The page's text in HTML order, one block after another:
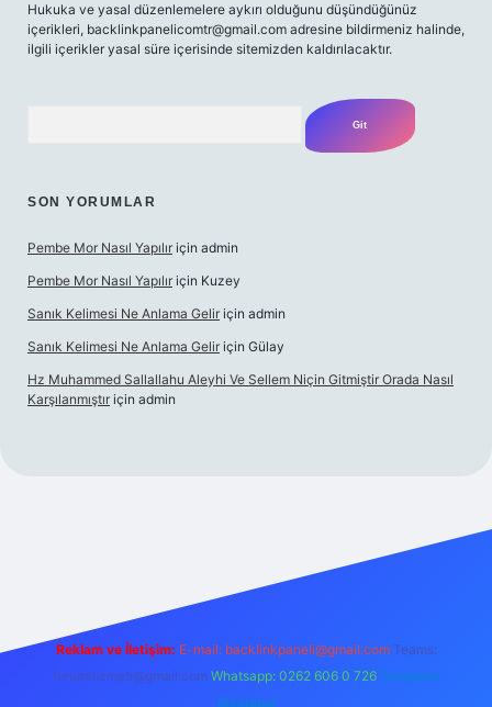
Hukuka ve yasal düzenlemelere aykırı olduğunu düşündüğünüz
içerikleri, backlinkpanelicomtr@gmail.com adresine bildirmeniz halinde,
ilgili içerikler yasal süre içerisinde sitemizden kaldırılacaktır.
SON YORUMLAR
Pembe Mor Nasıl Yapılır için admin
Pembe Mor Nasıl Yapılır için Kuzey
Sanık Kelimesi Ne Anlama Gelir için admin
Sanık Kelimesi Ne Anlama Gelir için Gülay
Hz Muhammed Sallallahu Aleyhi Ve Sellem Niçin Gitmiştir Orada Nasıl
Karşılanmıştır için admin
Reklam ve İletişim: E-mail: backlinkpaneli@gmail.com Teams:
forumhizmeti@gmail.com Whatsapp: 0262 606 0 726 Telegram:
@karabul